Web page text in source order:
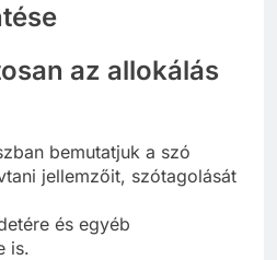
az allokálás
bemutatjuk a szó
jellemzőit, szótagolását
és egyéb
is.